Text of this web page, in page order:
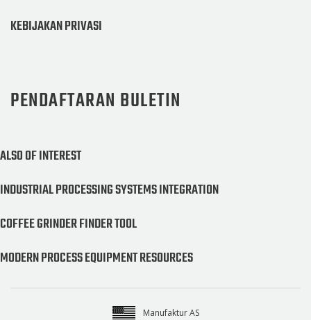
KEBIJAKAN PRIVASI
PENDAFTARAN BULETIN
ALSO OF INTEREST
INDUSTRIAL PROCESSING SYSTEMS INTEGRATION
COFFEE GRINDER FINDER TOOL
MODERN PROCESS EQUIPMENT RESOURCES
Manufaktur AS